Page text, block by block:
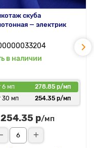
скуба
— электрик
в наличии
6 мп
278.85 р/мп
30 мп
254.35 р/мп
254.35 р/мп